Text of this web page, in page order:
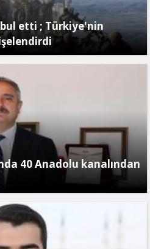
etti ; Türkiye'nin
40 Anadolu kanalından